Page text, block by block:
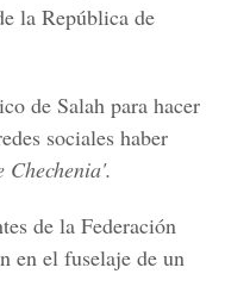
la República de
de Salah para hacer
sociales haber
de la Federación
en el fuselaje de un